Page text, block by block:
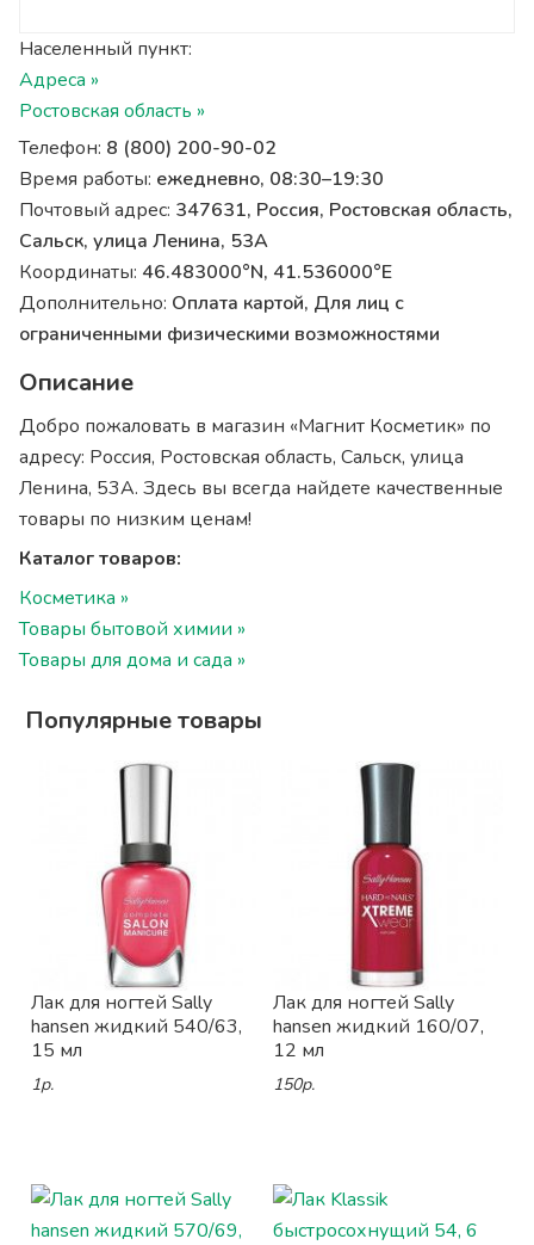
Населенный пункт:
Адреса »
Ростовская область »
Телефон: 8 (800) 200-90-02
Время работы: ежедневно, 08:30–19:30
Почтовый адрес: 347631, Россия, Ростовская область,
Сальск, улица Ленина, 53А
Координаты: 46.483000°N, 41.536000°E
Дополнительно: Оплата картой, Для лиц с
ограниченными физическими возможностями
Описание
Добро пожаловать в магазин «Магнит Косметик» по
адресу: Россия, Ростовская область, Сальск, улица
Ленина, 53А. Здесь вы всегда найдете качественные
товары по низким ценам!
Каталог товаров:
Косметика »
Товары бытовой химии »
Товары для дома и сада »
Популярные товары
Лак для ногтей Sally
hansen жидкий 540/63,
15 мл
1р.
Лак для ногтей Sally
hansen жидкий 160/07,
12 мл
150р.